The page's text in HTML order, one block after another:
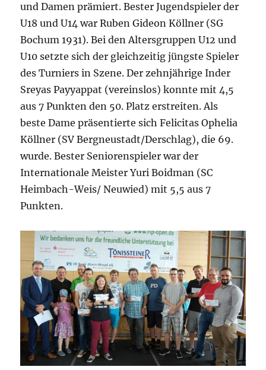
und Damen prämiert. Bester Jugendspieler der
U18 und U14 war Ruben Gideon Köllner (SG
Bochum 1931). Bei den Altersgruppen U12 und
U10 setzte sich der gleichzeitig jüngste Spieler
des Turniers in Szene. Der zehnjährige Inder
Sreyas Payyappat (vereinslos) konnte mit 4,5
aus 7 Punkten den 50. Platz erstreiten. Als
beste Dame präsentierte sich Felicitas Ophelia
Köllner (SV Bergneustadt/Derschlag), die 69.
wurde. Bester Seniorenspieler war der
Internationale Meister Yuri Boidman (SC
Heimbach-Weis/ Neuwied) mit 5,5 aus 7
Punkten.